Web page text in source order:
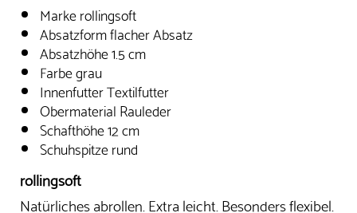
Marke rollingsoft
Absatzform flacher Absatz
Absatzhöhe 1.5 cm
Farbe grau
Innenfutter Textilfutter
Obermaterial Rauleder
Schafthöhe 12 cm
Schuhspitze rund
rollingsoft
Natürliches abrollen. Extra leicht. Besonders flexibel.